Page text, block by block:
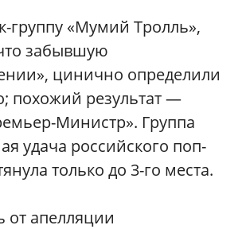
группу «Мумий Тролль»,
забывшую
цинично определили
похожий результат —
Министр». Группа
удача российского поп-
только до 3-го места.
от апелляции